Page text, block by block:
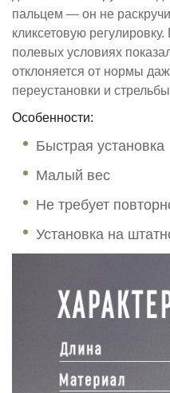
пальцем — он не
кликсетовую
полевых условиях
отклоняется от нормы
переустановки и
Особенности:
Быстрая установка
Малый вес
Не требует
Установка на